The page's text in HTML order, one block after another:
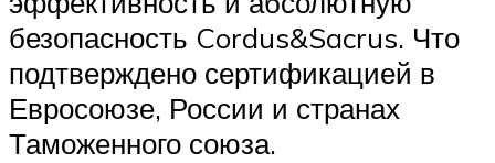
безопасность Cordus&Sacrus. Что
подтверждено сертификацией в
Евросоюзе, России и странах
Таможенного союза.